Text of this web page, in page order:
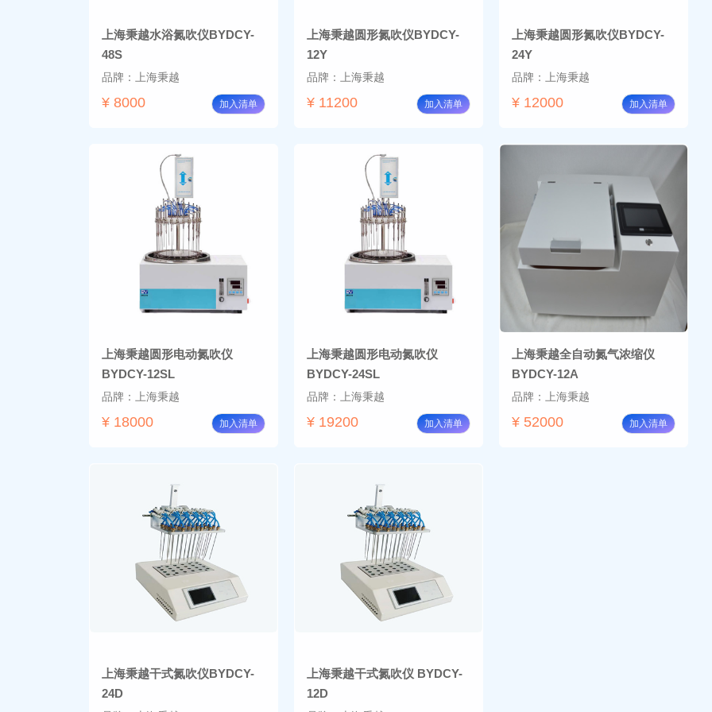
上海秉越水浴氮吹仪BYDCY-
48S
品牌：上海秉越
¥ 8000 加入清单
上海秉越圆形氮吹仪BYDCY-
12Y
品牌：上海秉越
¥ 11200 加入清单
上海秉越圆形氮吹仪BYDCY-
24Y
品牌：上海秉越
¥ 12000 加入清单
上海秉越圆形电动氮吹仪
BYDCY-12SL
品牌：上海秉越
¥ 18000 加入清单
上海秉越圆形电动氮吹仪
BYDCY-24SL
品牌：上海秉越
¥ 19200 加入清单
上海秉越全自动氮气浓缩仪
BYDCY-12A
品牌：上海秉越
¥ 52000 加入清单
上海秉越干式氮吹仪BYDCY-
24D
上海秉越干式氮吹仪 BYDCY-
12D